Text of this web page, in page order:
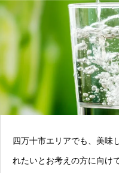
四万十市エリアでも、美味
れたいとお考えの方に向けて